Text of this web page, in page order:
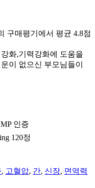
구매평기에서 평균 4.8점
화,기력강화에 도움을
이 없으신 부모님들이
인증
120정
, 고혈압, 간, 신장, 면역력